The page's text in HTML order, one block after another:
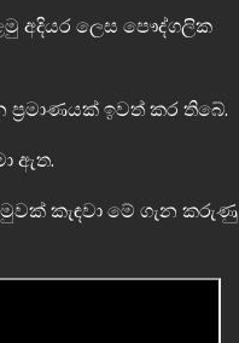
අදියර ලෙස පෞද්ගලික
ඉවත් කර තිබේ.
ඇත.
කැඳවා මේ ගැන කරුණු